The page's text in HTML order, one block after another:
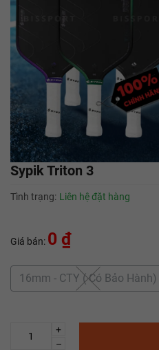
Sypik Triton 3
Tình trạng: Liên hệ đặt hàng
Giá bán: 0 ₫
16mm - CTY ( Có Bảo Hành)
+
–